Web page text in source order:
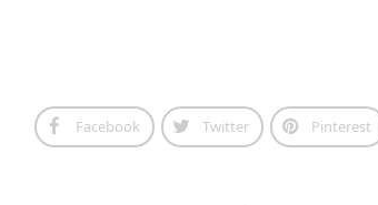
Facebook Twitter Pinterest